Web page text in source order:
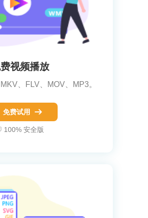
视频播放
、FLV、MOV、MP3。
免费试用
100% 安全版